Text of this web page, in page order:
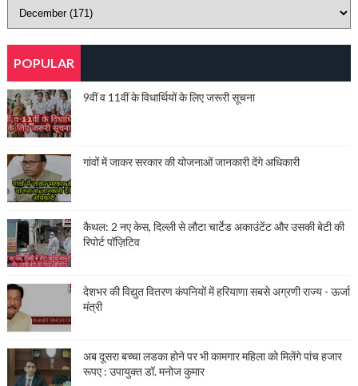
POPULAR
9वीं व 11वीं के विधार्थियों के लिए जरूरी सूचना
गांवों में जाकर सरकार की योजनाओं जानकारी देंगे अधिकारी
कैथल: 2 नए केस, दिल्ली से लौटा चार्टेड अकाउंटेंट और उसकी बेटी की
रिपोर्ट पॉज़िटिव
देशभर की विद्युत वितरण कंपनियों में हरियाणा सबसे अग्रणी राज्य - ऊर्जा
मंत्री
अब दूसरा बच्चा लडका होने पर भी कामगार महिला को मिलेंगे पांच हजार
रूपए : उपायुक्त डॉ. मनोज कुमार